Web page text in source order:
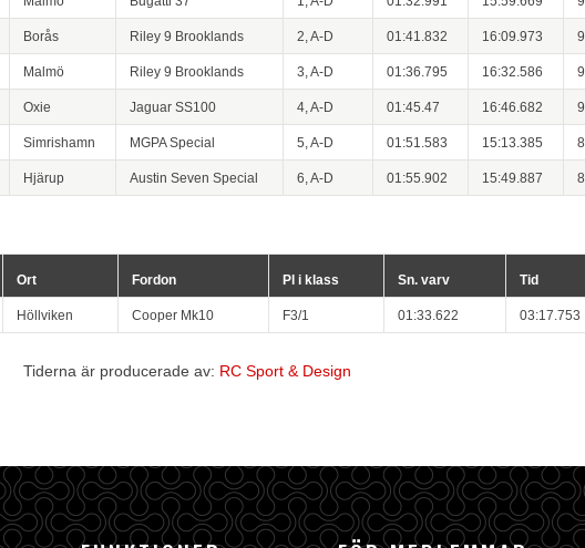
Borås Riley 9 Brooklands 2, A-D 01:41.832 16:09.973 9
Malmö Riley 9 Brooklands 3, A-D 01:36.795 16:32.586 9
Oxie Jaguar SS100 4, A-D 01:45.47 16:46.682 9
Simrishamn MGPA Special 5, A-D 01:51.583 15:13.385 8
Hjärup Austin Seven Special 6, A-D 01:55.902 15:49.887 8
Ort Fordon Pl i klass Sn. varv Tid
Höllviken Cooper Mk10 F3/1 01:33.622 03:17.753
Tiderna är producerade av: RC Sport & Design